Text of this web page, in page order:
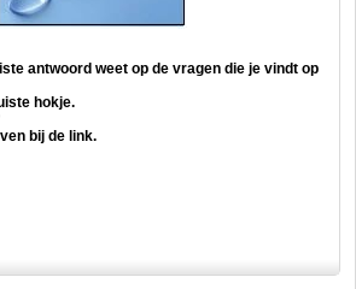
antwoord weet op de vragen die je vindt op
hokje.
bij de link.